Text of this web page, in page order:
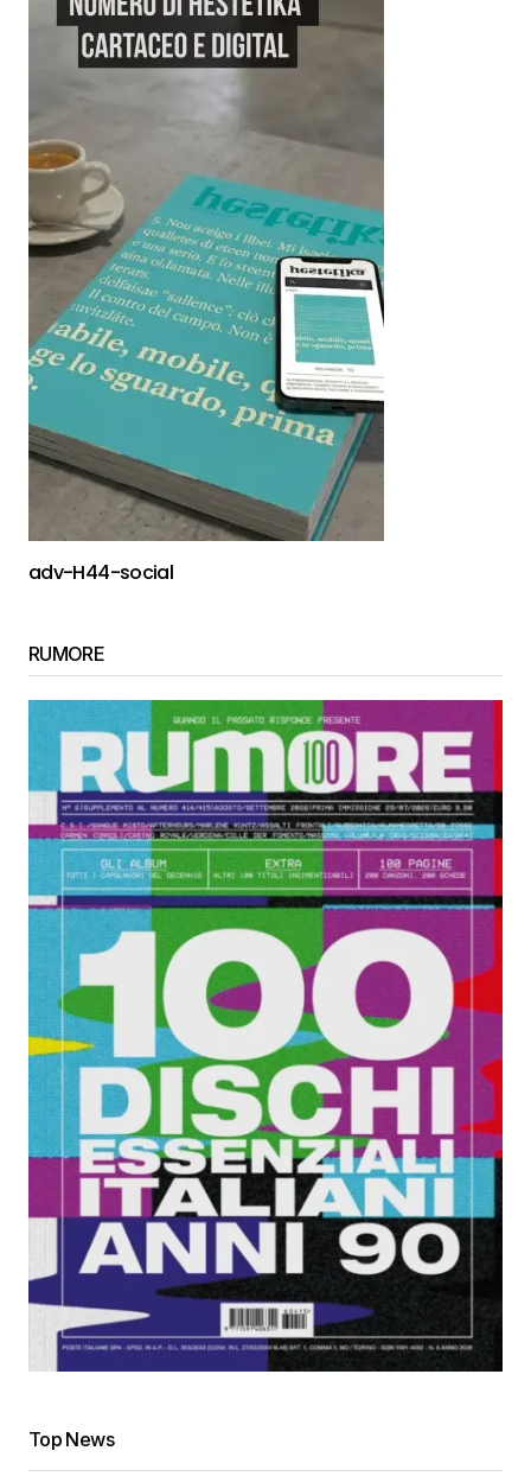
adv-H44-social
RUMORE
Top News